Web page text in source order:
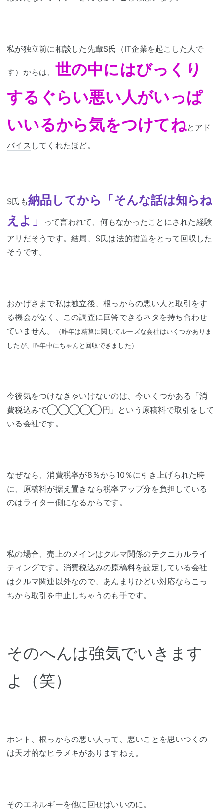
私が独立前に相談した先輩S氏（IT企業を起こした人で
す）からは、 世の中にはびっくり
するぐらい悪い人がいっぱ
いいるから気をつけてねとアド
バイス してくれたほど。
S氏も納品してから「そんな話は知らね
えよ」
って言われて、何もなかったこ とにされた経験
アリだそうです。結局、S氏は法的措置をとって回収した
そうです。
おかげさまで私は独立後、根っからの悪い人と取引をす
る機会がなく、この調査に回答できるネタを持ち合わせ
ていません。
（昨年は精算に関してルーズな会社はいくつかありま
したが、昨年中にちゃんと回収できました）
今後気をつけなきゃいけないのは、今いくつかある「消
費税込みで◯◯◯◯◯円」という原稿料で取引をして
いる会社です。
なぜなら、消費税率が8％から10％に引き上げられた時
に、原稿料が据え置きなら税率アップ分を負担している
のはライター側になるからです。
私の場合、売上のメインはクルマ関係のテクニカルライ
ティングです。消費税込みの原稿料を設定している会社
はクルマ関連以外なので、あんまりひどい対応ならこっ
ちから取引を中止しちゃうのも手です。
そのへんは強気でいきます
よ（笑）
ホント、根っからの悪い人って、悪いことを思いつくの
は天才的なヒラメキがありますねぇ。
そのエネルギーを他に回せばいいのに。